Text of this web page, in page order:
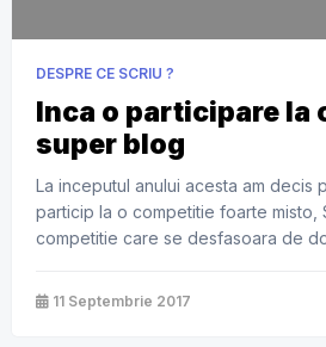
DESPRE CE SCRIU ?
Inca o participare la
super blog
La inceputul anului acesta am decis
particip la o competitie foarte misto,
competitie care se desfasoara de
sponsorii competitiei. Astfel incat,
in competitia din primavara si am
11 Septembrie 2017